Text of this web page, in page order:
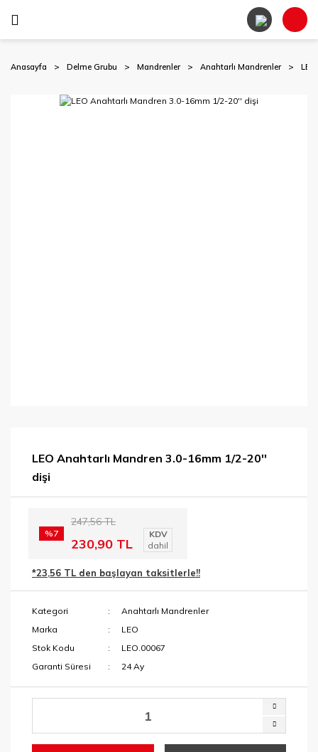
Anasayfa Delme Grubu Mandrenler Anahtarlı Mandrenler
LEO Anahtarlı Mandren 3.0-16mm 1/2-20''
dişi
%7
247,56 TL
230,90 TL
KDV
dahil
*23,56 TL den başlayan taksitlerle!!
Kategori
Anahtarlı Mandrenler
Marka
LEO
Stok Kodu
LEO.00067
Garanti Süresi
24 Ay